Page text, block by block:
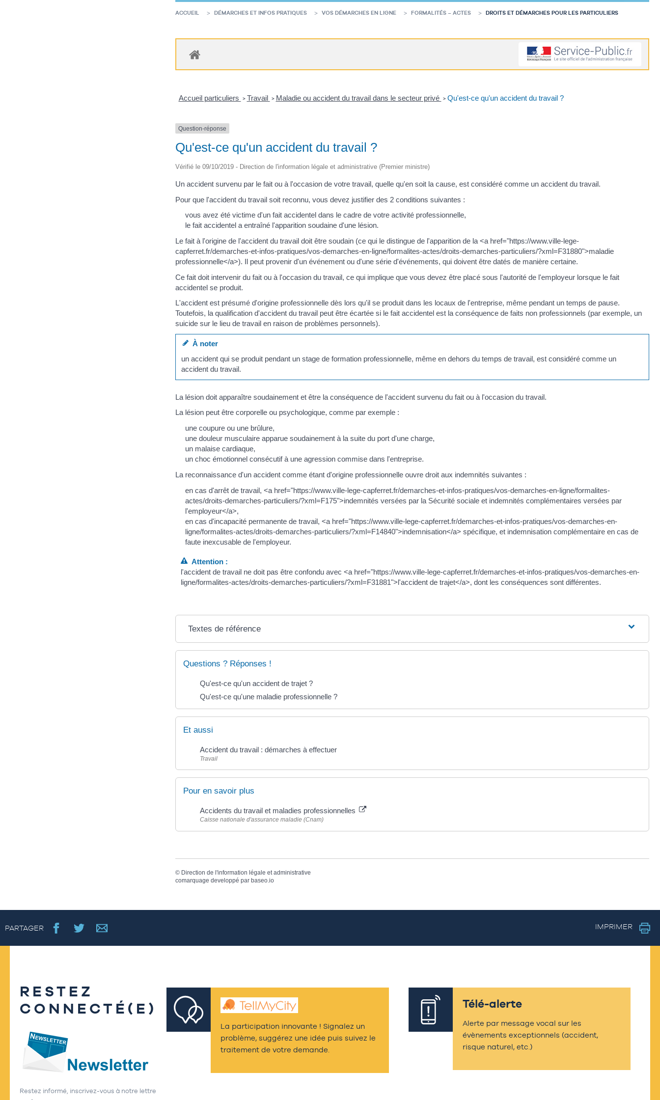
ACCUEIL DÉMARCHES ET INFOS PRATIQUES VOS DÉMARCHES EN LIGNE FORMALITÉS – ACTES DROITS ET DÉMARCHES POUR LES PARTICULIERS
Accueil particuliers > Travail > Maladie ou accident du travail dans le secteur privé > Qu'est-ce qu'un accident du travail ?
Question-réponse
Qu'est-ce qu'un accident du travail ?
Vérifié le 09/10/2019 - Direction de l'information légale et administrative (Premier ministre)
Un accident survenu par le fait ou à l'occasion de votre travail, quelle qu'en soit la cause, est considéré comme un accident du travail.
Pour que l'accident du travail soit reconnu, vous devez justifier des 2 conditions suivantes :
vous avez été victime d'un fait accidentel dans le cadre de votre activité professionnelle,
le fait accidentel a entraîné l'apparition soudaine d'une lésion.
Le fait à l'origine de l'accident du travail doit être soudain (ce qui le distingue de l'apparition de la <a href="https://www.ville-lege-
capferret.fr/demarches-et-infos-pratiques/vos-demarches-en-ligne/formalites-actes/droits-demarches-particuliers/?xml=F31880">maladie
professionnelle</a>). Il peut provenir d'un événement ou d'une série d'événements, qui doivent être datés de manière certaine.
Ce fait doit intervenir du fait ou à l'occasion du travail, ce qui implique que vous devez être placé sous l'autorité de l'employeur lorsque le fait
accidentel se produit.
L'accident est présumé d'origine professionnelle dès lors qu'il se produit dans les locaux de l'entreprise, même pendant un temps de pause.
Toutefois, la qualification d'accident du travail peut être écartée si le fait accidentel est la conséquence de faits non professionnels (par exemple, un
suicide sur le lieu de travail en raison de problèmes personnels).
À noter
un accident qui se produit pendant un stage de formation professionnelle, même en dehors du temps de travail, est considéré comme un
accident du travail.
La lésion doit apparaître soudainement et être la conséquence de l'accident survenu du fait ou à l'occasion du travail.
La lésion peut être corporelle ou psychologique, comme par exemple :
une coupure ou une brûlure,
une douleur musculaire apparue soudainement à la suite du port d'une charge,
un malaise cardiaque,
un choc émotionnel consécutif à une agression commise dans l'entreprise.
La reconnaissance d'un accident comme étant d'origine professionnelle ouvre droit aux indemnités suivantes :
en cas d'arrêt de travail, <a href="https://www.ville-lege-capferret.fr/demarches-et-infos-pratiques/vos-demarches-en-ligne/formalites-
actes/droits-demarches-particuliers/?xml=F175">indemnités versées par la Sécurité sociale et indemnités complémentaires versées par
l'employeur</a>,
en cas d'incapacité permanente de travail, <a href="https://www.ville-lege-capferret.fr/demarches-et-infos-pratiques/vos-demarches-en-
ligne/formalites-actes/droits-demarches-particuliers/?xml=F14840">indemnisation</a> spécifique, et indemnisation complémentaire en cas de
faute inexcusable de l'employeur.
Attention :
l'accident de travail ne doit pas être confondu avec <a href="https://www.ville-lege-capferret.fr/demarches-et-infos-pratiques/vos-demarches-en-
ligne/formalites-actes/droits-demarches-particuliers/?xml=F31881">l'accident de trajet</a>, dont les conséquences sont différentes.
Textes de référence
Questions ? Réponses !
Qu'est-ce qu'un accident de trajet ?
Qu'est-ce qu'une maladie professionnelle ?
Et aussi
Accident du travail : démarches à effectuer
Travail
Pour en savoir plus
Accidents du travail et maladies professionnelles
Caisse nationale d'assurance maladie (Cnam)
© Direction de l'information légale et administrative
comarquage developpé par baseo.io
PARTAGER IMPRIMER
RESTEZ
CONNECTÉ(E)
Restez informé, inscrivez-vous à notre lettre
La participation innovante ! Signalez un
problème, suggérez une idée puis suivez le
traitement de votre demande.
Télé-alerte
Alerte par message vocal sur les
évènements exceptionnels (accident,
risque naturel, etc.)